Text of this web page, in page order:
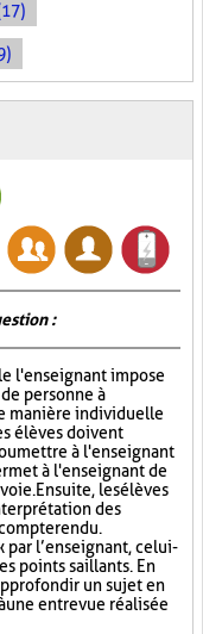
:
l'enseignant impose
personne à
manière individuelle
élèves doivent
à l'enseignant
à l'enseignant de
Ensuite, les élèves
des
rendu.
par l’enseignant, celui-
points saillants. En
un sujet en
une entrevue réalisée